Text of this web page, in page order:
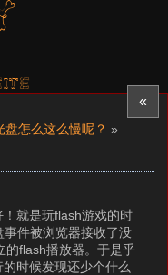
«
盘怎么这么慢呢？ »
就是玩flash游戏的时
件被浏览器接收了没
的flash播放器。于是乎
的时候发现还少个什么